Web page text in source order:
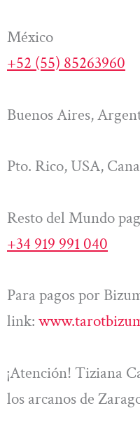
México
+52 (55) 85263960
Buenos Aires,
Pto. Rico, USA,
Resto del Mundo
+34 919 991 040
Para pagos por
link:
¡Atención! Tiziana
los arcanos de